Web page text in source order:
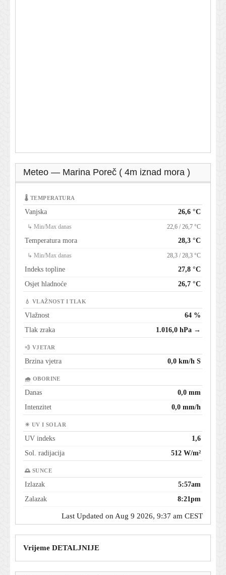
Meteo — Marina Poreč ( 4m iznad mora )
🌡 TEMPERATURA
Vanjska 26,6 °C
↳ Min/Max danas 22,6 / 26,7 °C
Temperatura mora 28,3 °C
↳ Min/Max danas 28,3 / 28,3 °C
Indeks topline
27,8 °C
Osjet hladnoće
26,7 °C
💧 VLAŽNOST I TLAK
Vlažnost
64 %
Tlak zraka
1.016,0 hPa →
💨 VJETAR
Brzina vjetra 0,0 km/h S
🌧 OBORINE
Danas
0,0 mm
Intenzitet
0,0 mm/h
☀ UV I SOLAR
UV indeks
1,6
Sol. radijacija
512 W/m²
🌅 SUNCE
Izlazak
5:57am
Zalazak
8:21pm
Last Updated on Aug 9 2026, 9:37 am CEST
Vrijeme DETALJNIJE